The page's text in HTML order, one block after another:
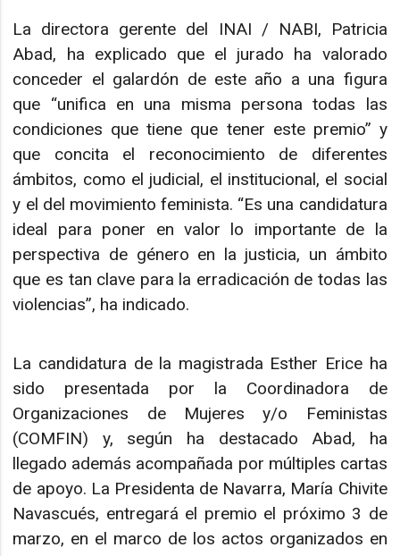
La directora gerente del INAI / NABI, Patricia
Abad, ha explicado que el jurado ha valorado
conceder el galardón de este año a una figura
que “unifica en una misma persona todas las
condiciones que tiene que tener este premio” y
que concita el reconocimiento de diferentes
ámbitos, como el judicial, el institucional, el social
y el del movimiento feminista. “Es una candidatura
ideal para poner en valor lo importante de la
perspectiva de género en la justicia, un ámbito
que es tan clave para la erradicación de todas las
violencias”, ha indicado.
La candidatura de la magistrada Esther Erice ha
sido presentada por la Coordinadora de
Organizaciones de Mujeres y/o Feministas
(COMFIN) y, según ha destacado Abad, ha
llegado además acompañada por múltiples cartas
de apoyo. La Presidenta de Navarra, María Chivite
Navascués, entregará el premio el próximo 3 de
marzo, en el marco de los actos organizados en